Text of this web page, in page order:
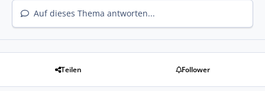
Auf dieses Thema antworten...
Teilen Follower